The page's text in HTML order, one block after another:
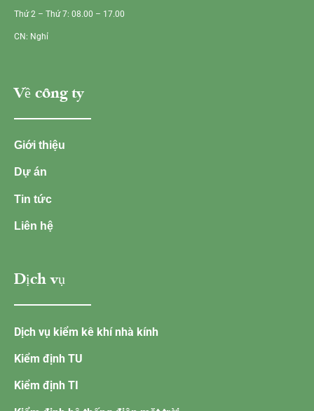
Thứ 2 – Thứ 7: 08.00 – 17.00
CN: Nghỉ
Về công ty
Giới thiệu
Dự án
Tin tức
Liên hệ
Dịch vụ
Dịch vụ kiểm kê khí nhà kính
Kiểm định TU
Kiểm định TI